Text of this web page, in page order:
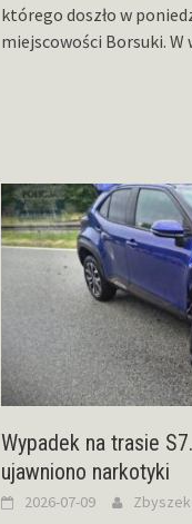
którego doszło w
miejscowości Borsuki. W
Wypadek na trasie
ujawniono narkotyki
2026-07-09